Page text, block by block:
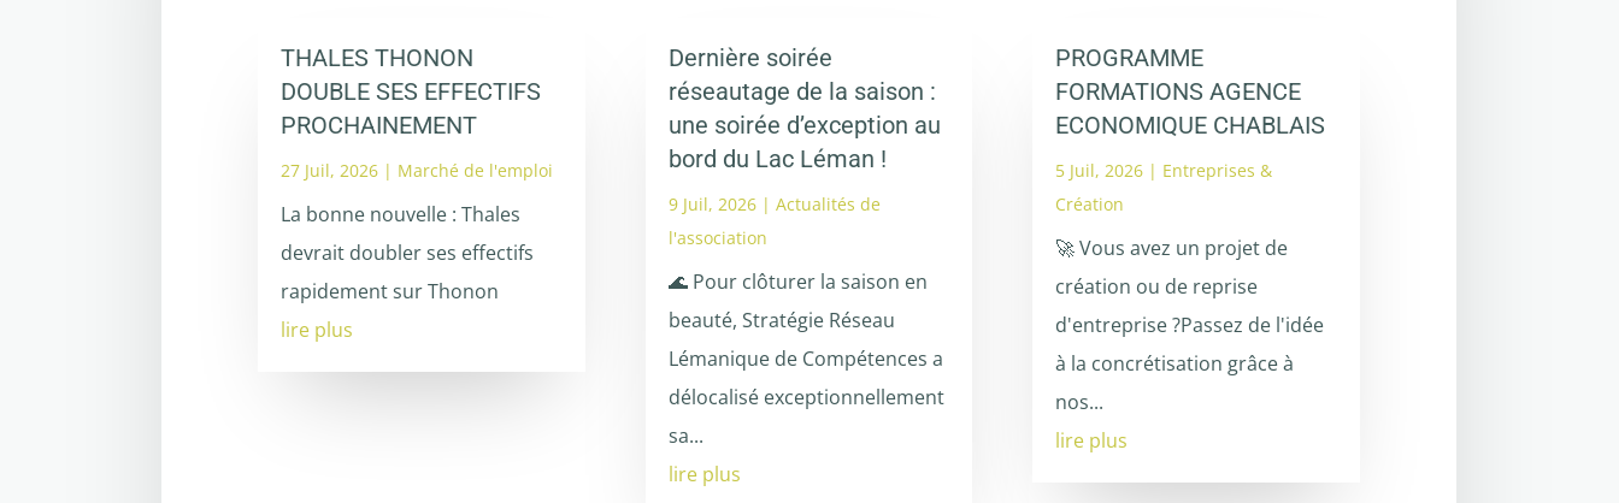
THALES THONON
DOUBLE SES EFFECTIFS
PROCHAINEMENT
27 Juil, 2026 | Marché de l'emploi
La bonne nouvelle : Thales
devrait doubler ses effectifs
rapidement sur Thonon
lire plus
Dernière soirée
réseautage de la saison :
une soirée d’exception au
bord du Lac Léman !
9 Juil, 2026| Actualités de
l'association
🌊 Pour clôturer la saison en
beauté, Stratégie Réseau
Lémanique de Compétences a
délocalisé exceptionnellement
sa...
lire plus
PROGRAMME
FORMATIONS AGENCE
ECONOMIQUE CHABLAIS
5 Juil, 2026 | Entreprises &
Création
🚀 Vous avez un projet de
création ou de reprise
d'entreprise ?Passez de l'idée
à la concrétisation grâce à
nos...
lire plus